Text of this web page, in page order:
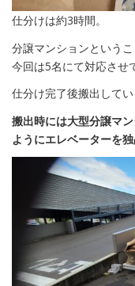
仕分けは約3時間。
分譲マンションという
今回は5名にて対応させ
仕分け完了後搬出してい
搬出時には大型分譲マ
ようにエレベーターを